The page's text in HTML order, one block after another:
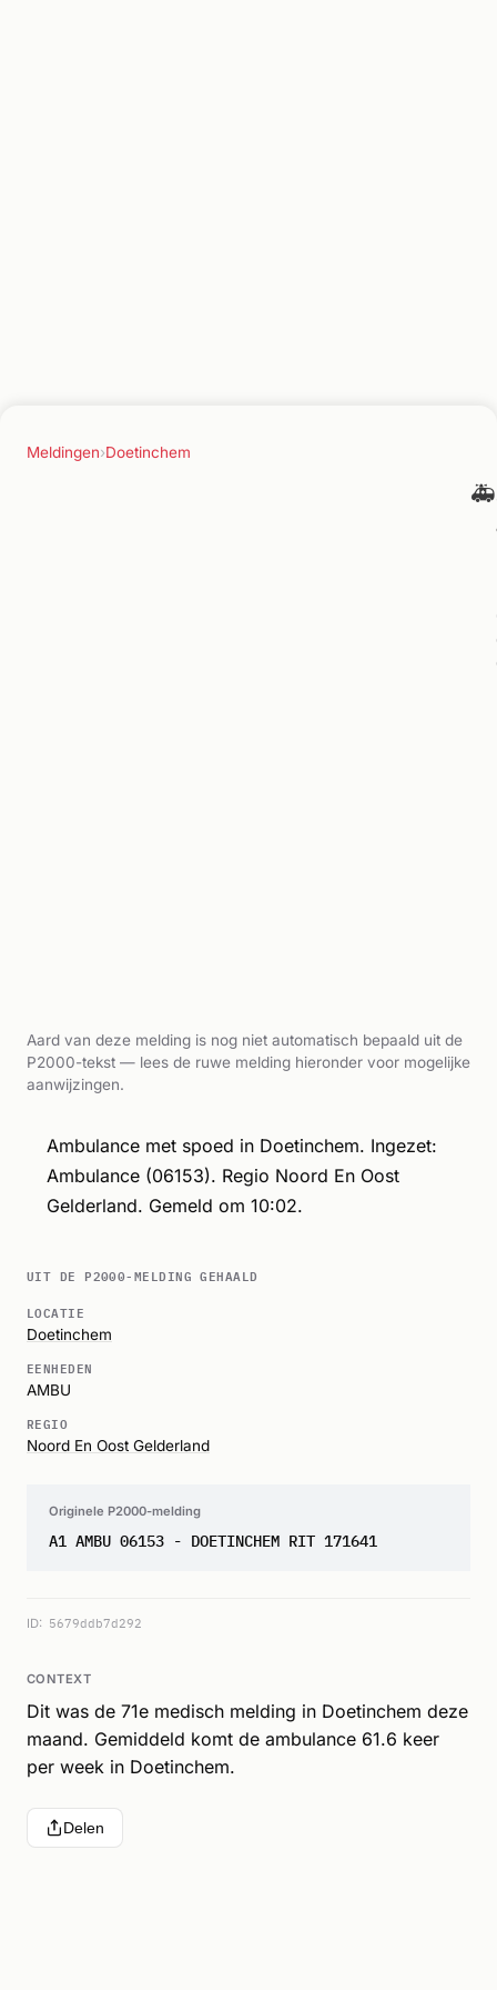
Meldingen›Doetinchem
🚑
Aard van deze melding is nog niet automatisch bepaald uit de
P2000-tekst — lees de ruwe melding hieronder voor mogelijke
aanwijzingen.
Ambulance met spoed in Doetinchem. Ingezet:
Ambulance (06153). Regio Noord En Oost
Gelderland. Gemeld om 10:02.
UIT DE P2000-MELDING GEHAALD
LOCATIE
Doetinchem
EENHEDEN
AMBU
REGIO
Noord En Oost Gelderland
Originele P2000-melding
A1 AMBU 06153 - DOETINCHEM RIT 171641
ID: 5679ddb7d292
CONTEXT
Dit was de 71e medisch melding in Doetinchem deze
maand. Gemiddeld komt de ambulance 61.6 keer
per week in Doetinchem.
Delen